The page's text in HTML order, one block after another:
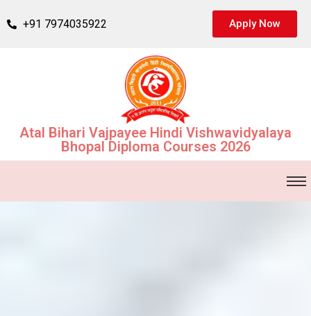
+91 7974035922 Apply Now
Atal Bihari Vajpayee Hindi Vishwavidyalaya
Bhopal Diploma Courses 2026